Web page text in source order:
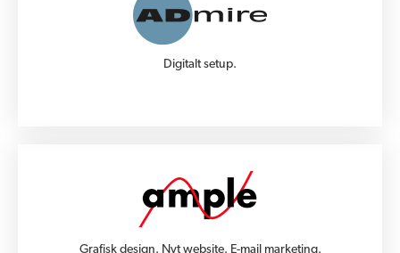
Digitalt setup.
Grafisk design. Nyt website. E-mail marketing.